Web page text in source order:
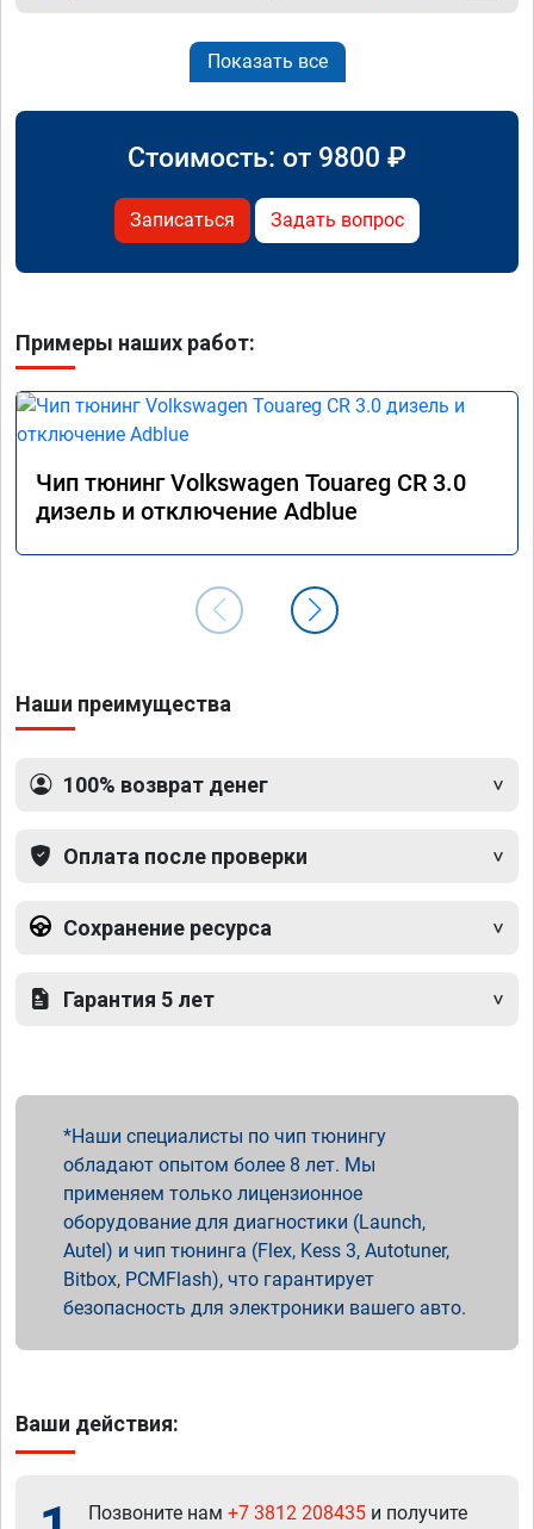
Показать все
Стоимость: от 9800 ₽
Записаться Задать вопрос
Примеры наших работ:
Чип тюнинг Volkswagen Touareg CR 3.0
дизель и отключение Adblue
Наши преимущества
100% возврат денег
Оплата после проверки
Сохранение ресурса
Гарантия 5 лет
Наши специалисты по чип тюнингу
обладают опытом более 8 лет. Мы
применяем только лицензионное
оборудование для диагностики (Launch,
Autel) и чип тюнинга (Flex, Kess 3, Autotuner,
Bitbox, PCMFlash), что гарантирует
безопасность для электроники вашего авто.
Ваши действия:
Позвоните нам +7 3812 208435 и получите